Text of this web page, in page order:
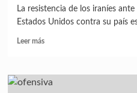
La resistencia de los iraníes
Estados Unidos contra su país
Leer más